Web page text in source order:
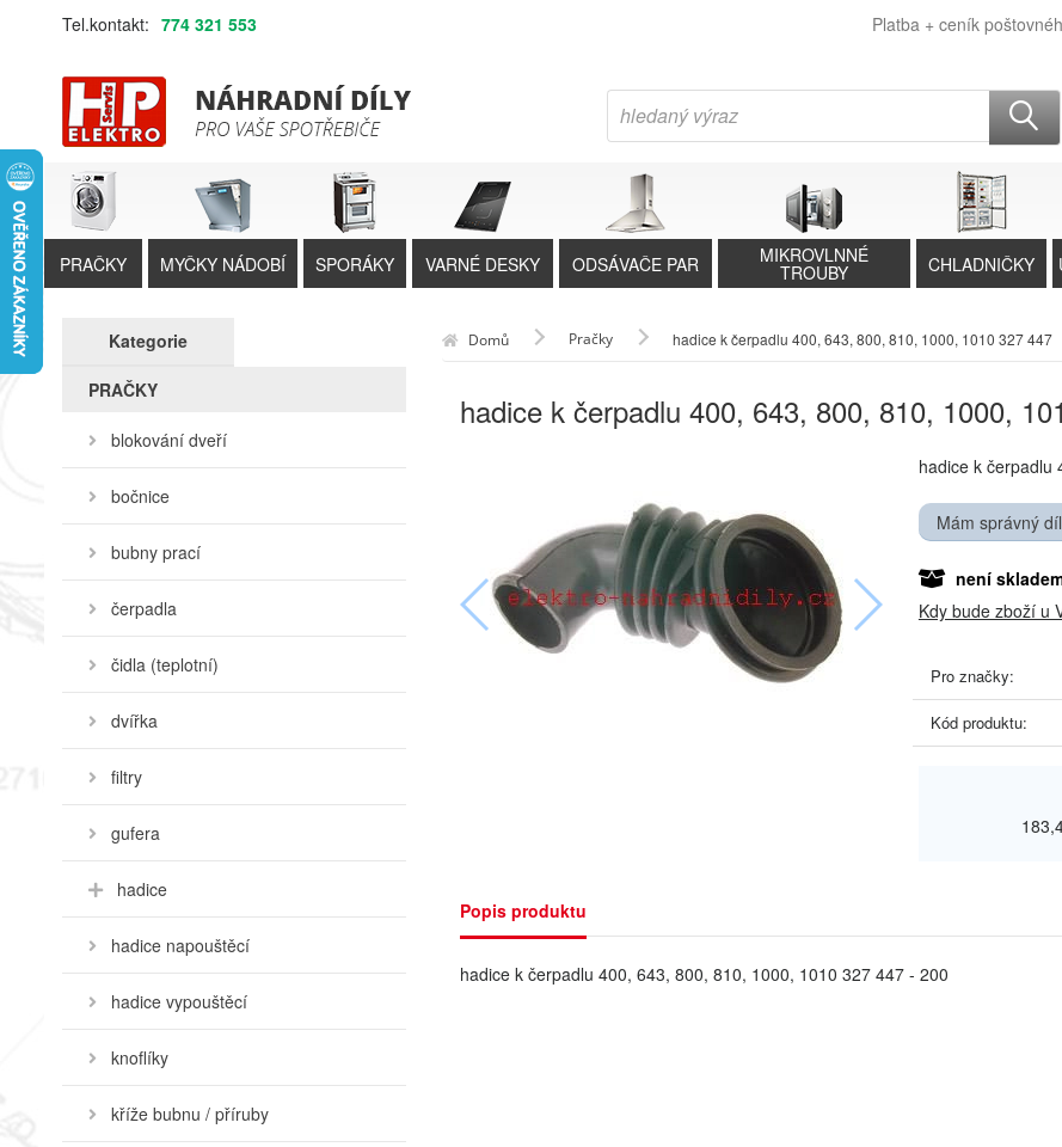
Tel.kontakt: 774 321 553 Platba + ceník
PRAČKY MYČKY NÁDOBÍ SPORÁKY VARNÉ DESKY ODSÁVAČE PAR MIKROVLNNÉ
TROUBY CHLADNIČKY
Kategorie
PRAČKY
blokování dveří
bočnice
bubny prací
čerpadla
čidla (teplotní)
dvířka
filtry
gufera
hadice
hadice napouštěcí
hadice vypouštěcí
knoflíky
kříže bubnu / příruby
Domů Pračky hadice k čerpadlu 400, 643, 800, 810, 1000, 1010 327 447
hadice k čerpadlu 400, 643, 800, 810, 1000,
hadice k čerpadlu
Mám správný
není
Kdy bude zboží u
Pro značky:
Kód produktu:
Popis produktu
hadice k čerpadlu 400, 643, 800, 810, 1000, 1010 327 447 - 200